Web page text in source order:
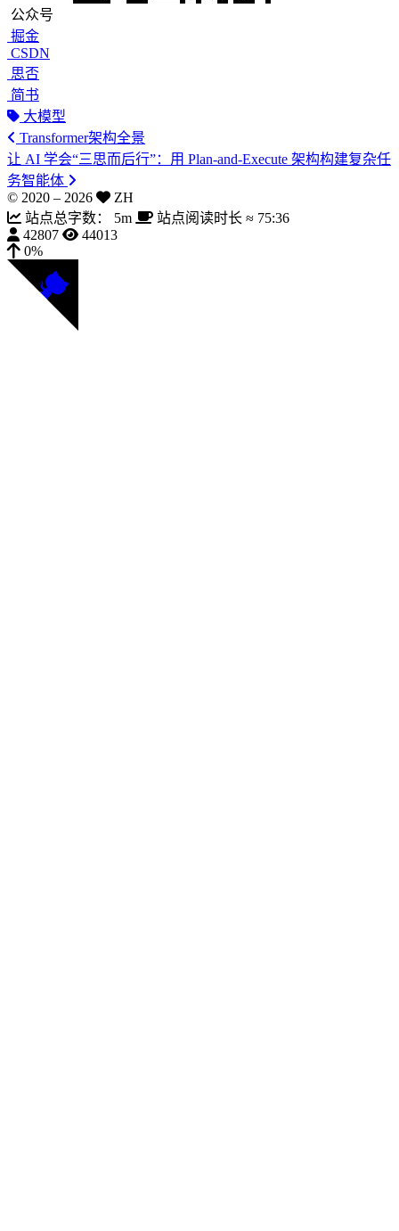
公众号
掘金
CSDN
思否
简书
大模型
Transformer架构全景
让 AI 学会“三思而后行”：用 Plan-and-Execute 架构构建复杂任
务智能体
© 2020 – 2026
ZH
站点总字数：
5m 站点阅读时长 ≈ 75:36
42807
44013
0%